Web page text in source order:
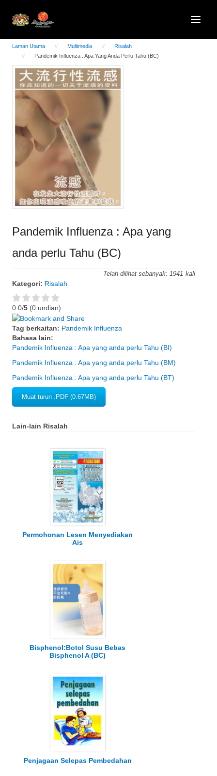
Laman Utama Multimedia
Risalah
Pandemik Influenza : Apa Yang Anda Perlu Tahu (BC)
Pandemik Influenza : Apa yang
anda perlu Tahu (BC)
Telah dilihat sebanyak: 1941
Kategori: Risalah
0.0/5 (0 undian)
Tag berkaitan: Pandemik Influenza
Bahasa lain:
Pandemik Influenza : Apa yang anda perlu Tahu (BI)
Pandemik Influenza : Apa yang anda perlu Tahu (BM)
Pandemik Influenza : Apa yang anda perlu Tahu (BT)
Muat turun .PDF (0.67MB)
Lain-lain Risalah
Permohonan Lesen Menyediakan
Ais
Bisphenol:Botol Susu Bebas
Bisphenol A (BC)
Penjagaan Selepas Pembedahan